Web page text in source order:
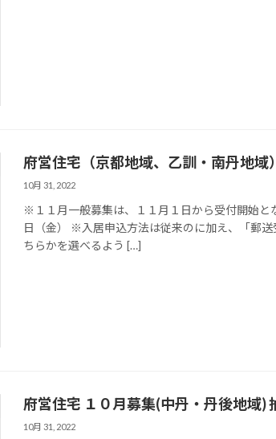
府営住宅（京都地域、乙訓・南丹地域
10月 31, 2022
※１１月一般募集は、１１月１日から受付開始と
日（金） ※入居申込方法は従来のに加え、「郵
ちらかを選べるよう […]
府営住宅 １０月募集(中丹・丹後地域)
10月 31, 2022